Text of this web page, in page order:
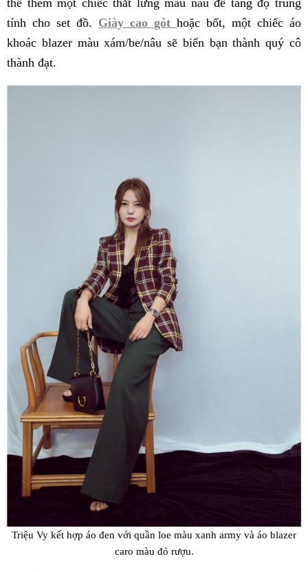
thể thêm một chiếc thắt lưng màu nâu để tăng độ trung
tính cho set đồ. Giày cao gót hoặc bốt, một chiếc áo
khoác blazer màu xám/be/nâu sẽ biến bạn thành quý cô
thành đạt.
Triệu Vy kết hợp áo đen với quần loe màu xanh army và áo blazer
caro màu đỏ rượu.